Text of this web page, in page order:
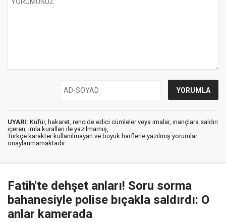
UYARI: Küfür, hakaret, rencide edici cümleler veya imalar, inançlara saldırı
içeren, imla kuralları ile yazılmamış,
Türkçe karakter kullanılmayan ve büyük harflerle yazılmış yorumlar
onaylanmamaktadır.
Fatih'te dehşet anları! Soru sorma
bahanesiyle polise bıçakla saldırdı: O
anlar kamerada